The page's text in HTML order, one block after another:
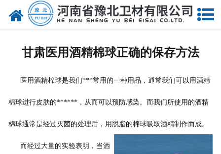
网站首页
甘肃医用酒精棉球正确的保存方法
医用酒精棉球是我们***常用的一种用品，通常我们可以用酒精
棉球进行皮肤的******，从而可以预防感染。而我们所使用的酒精
棉球通常是经过灭菌的处理后，用脱脂的棉球吸取酒精制作而成。
而经过大量的实验表明，当酒